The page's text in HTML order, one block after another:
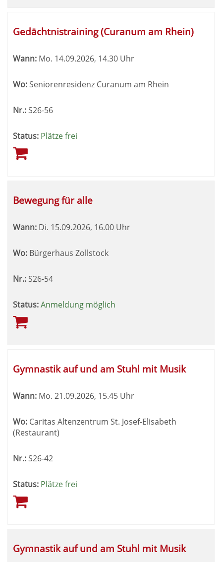
Gedächtnistraining (Curanum am Rhein)
Wann: Mo. 14.09.2026, 14.30 Uhr
Wo:Seniorenresidenz Curanum am Rhein
Nr.:S26-56
Status: Plätze frei
Bewegung für alle
Wann: Di. 15.09.2026, 16.00 Uhr
Wo: Bürgerhaus Zollstock
Nr.: S26-54
Status:Anmeldung möglich
Gymnastik auf und am Stuhl mit Musik
Wann: Mo. 21.09.2026, 15.45 Uhr
Wo: Caritas Altenzentrum St. Josef-Elisabeth
(Restaurant)
Nr.:S26-42
Status: Plätze frei
Gymnastik auf und am Stuhl mit Musik